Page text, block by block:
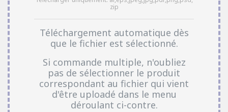
zip
Téléchargement automatique dès
que le fichier est sélectionné.
Si commande multiple, n'oubliez
pas de sélectionner le produit
correspondant au fichier qui vient
d'être uploadé dans le menu
déroulant ci-contre.